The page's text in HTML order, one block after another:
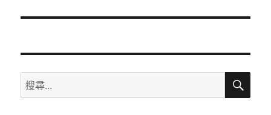
文
搜
尋
搜